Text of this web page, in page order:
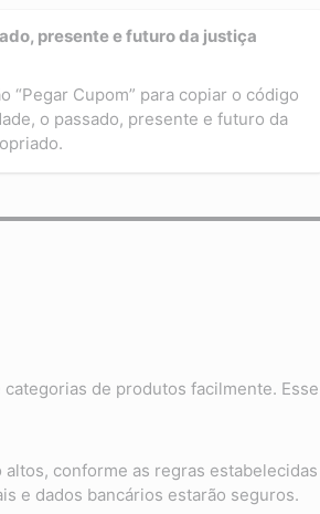
presente e futuro da justiça
“Pegar Cupom” para copiar o código
o passado, presente e futuro da
de produtos facilmente. Esse
conforme as regras estabelecidas
e dados bancários estarão seguros.